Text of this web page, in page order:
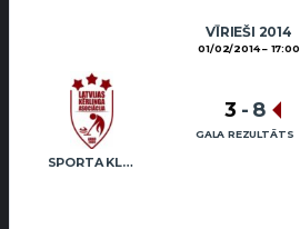
VĪRIEŠI 2014
01/02/2014 17:00
SPORTA KLUBS “OB” / REGŽA
3 - 8
GALA REZULTĀTS